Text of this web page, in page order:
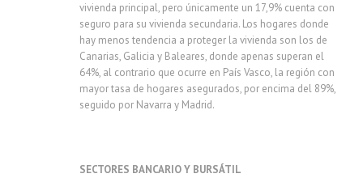
vivienda principal, pero únicamente un 17,9% cuenta con
seguro para su vivienda secundaria. Los hogares donde
hay menos tendencia a proteger la vivienda son los de
Canarias, Galicia y Baleares, donde apenas superan el
64%, al contrario que ocurre en País Vasco, la región con
mayor tasa de hogares asegurados, por encima del 89%,
seguido por Navarra y Madrid.
SECTORES BANCARIO Y BURSÁTIL